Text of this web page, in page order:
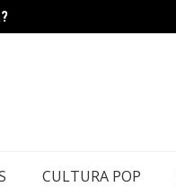
CULTURA POP